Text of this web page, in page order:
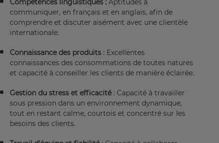
Compétences linguistiques : Aptitudes à
communiquer, en français et en anglais, afin de
comprendre et discuter aisément avec une clientèle
internationale.
Connaissance des produits : Excellentes
connaissances des consommations de toutes natures
et capacité à conseiller les clients de manière éclairée.
Gestion du stress et efficacité: Capacité à travailler
sous pression dans un environnement dynamique,
tout en restant calme, courtois et concentré sur les
besoins des clients.